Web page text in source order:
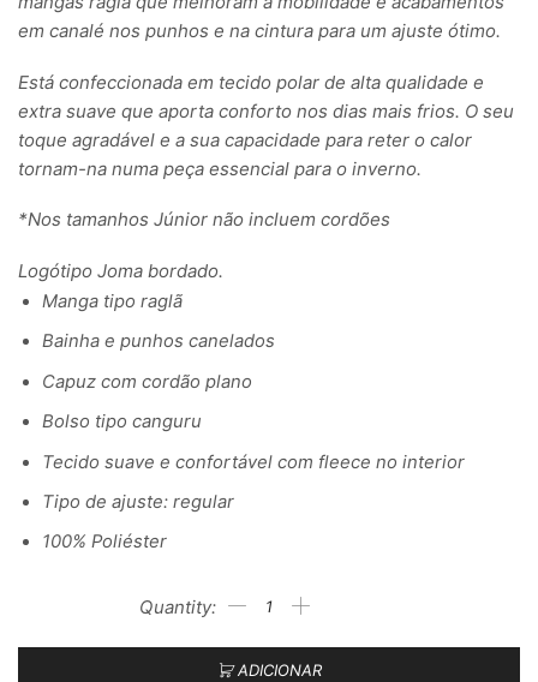
em canalé nos punhos e na cintura para um ajuste ótimo.
Está confeccionada em tecido polar de alta qualidade e
extra suave que aporta conforto nos dias mais frios. O seu
toque agradável e a sua capacidade para reter o calor
tornam-na numa peça essencial para o inverno.
*Nos tamanhos Júnior não incluem cordões
Logótipo Joma bordado.
Manga tipo raglã
Bainha e punhos canelados
Capuz com cordão plano
Bolso tipo canguru
Tecido suave e confortável com fleece no interior
Tipo de ajuste: regular
100% Poliéster
ADICIONAR